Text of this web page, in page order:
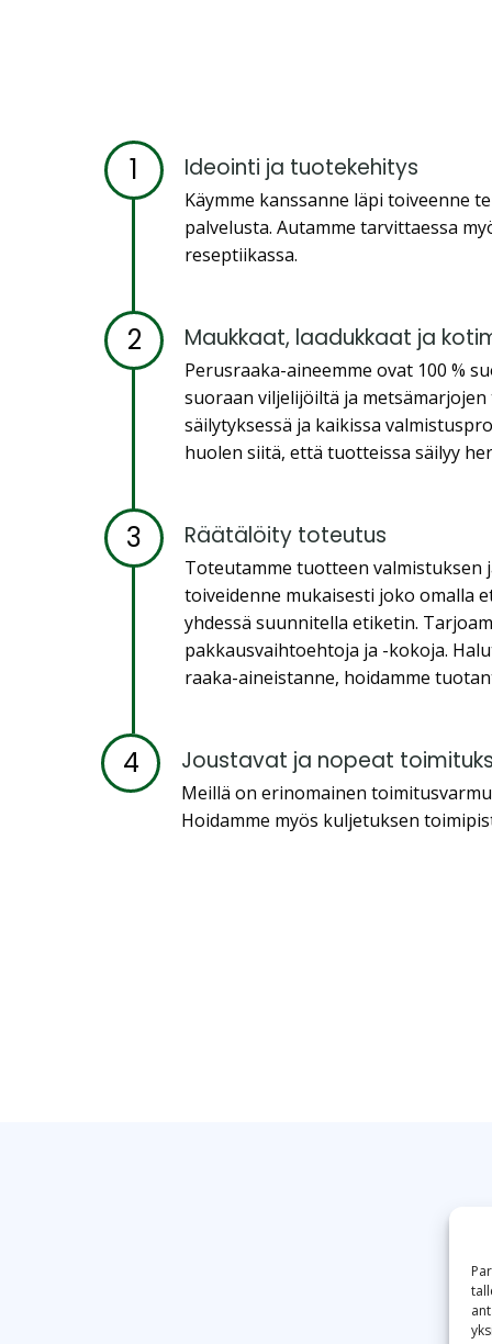
1 Ideointi ja tuotekehitys
Käymme kanssanne läpi toiveenne
palvelusta. Autamme tarvittaessa
reseptiikassa.
2 Maukkaat, laadukkaat ja
Perusraaka-aineemme ovat 100 %
suoraan viljelijöiltä ja
säilytyksessä ja kaikissa
huolen siitä, että tuotteissa säilyy
3 Räätälöity toteutus
Toteutamme tuotteen valmistuksen
toiveidenne mukaisesti joko omalla
yhdessä suunnitella etiketin.
pakkausvaihtoehtoja ja -kokoja.
raaka-aineistanne, hoidamme
4 Joustavat ja nopeat
Meillä on erinomainen
Hoidamme myös kuljetuksen